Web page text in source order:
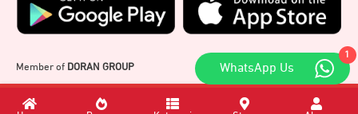
Member of DORAN GROUP
1
WhatsApp Us